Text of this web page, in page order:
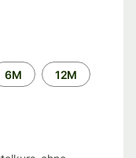
6M 12M